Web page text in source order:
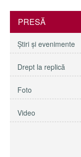
PRESĂ
Ştiri şi evenimente
Drept la replică
Foto
Video